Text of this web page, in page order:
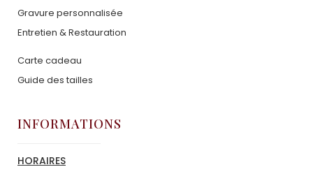
Gravure personnalisée
Entretien & Restauration
Carte cadeau
Guide des tailles
INFORMATIONS
HORAIRES